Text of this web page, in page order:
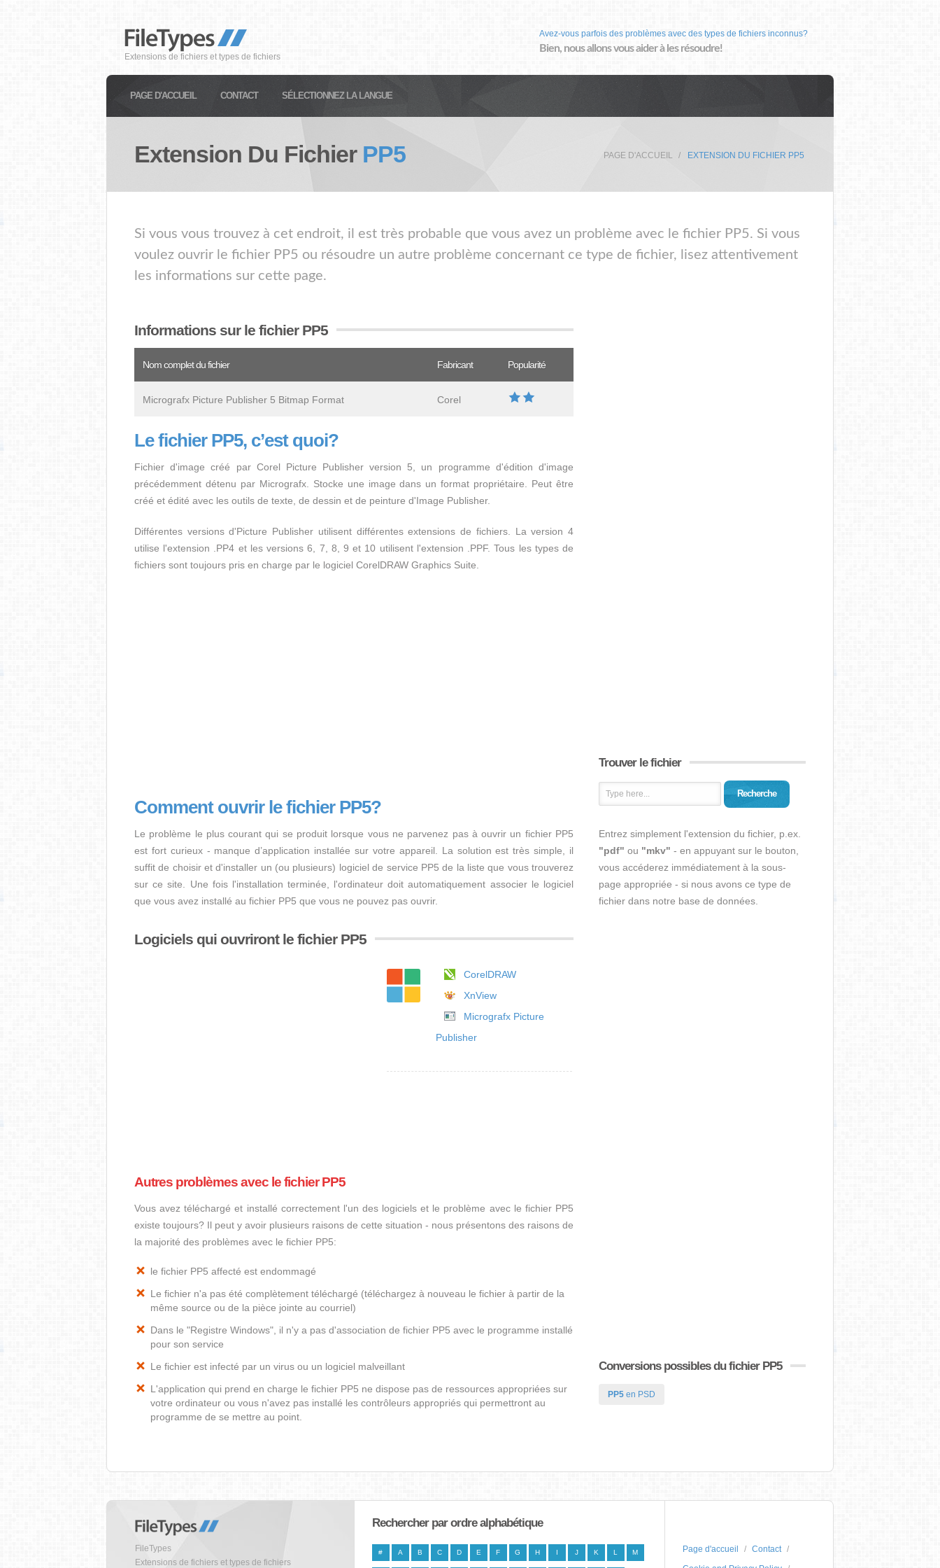
Extensions de fichiers et types de fichiers
Avez-vous parfois des problèmes avec des types de fichiers inconnus?
Bien, nous allons vous aider à les résoudre!
PAGE D'ACCUEIL CONTACT SÉLECTIONNEZ LA LANGUE
Extension Du Fichier PP5 PAGE D'ACCUEIL EXTENSION DU FICHIER PP5
Si vous vous trouvez à cet endroit, il est très probable que vous avez un problème avec le fichier PP5. Si vous
voulez ouvrir le fichier PP5 ou résoudre un autre problème concernant ce type de fichier, lisez attentivement
les informations sur cette page.
Informations sur le fichier PP5
Nom complet du fichier Fabricant Popularité
Micrografx Picture Publisher 5 Bitmap Format Corel
Le fichier PP5, c’est quoi?
Fichier d'image créé par Corel Picture Publisher version 5, un programme d'édition d'image
précédemment détenu par Micrografx. Stocke une image dans un format propriétaire. Peut être
créé et édité avec les outils de texte, de dessin et de peinture d'Image Publisher.
Différentes versions d'Picture Publisher utilisent différentes extensions de fichiers. La version 4
utilise l'extension .PP4 et les versions 6, 7, 8, 9 et 10 utilisent l'extension .PPF. Tous les types de
fichiers sont toujours pris en charge par le logiciel CorelDRAW Graphics Suite.
Comment ouvrir le fichier PP5?
Le problème le plus courant qui se produit lorsque vous ne parvenez pas à ouvrir un fichier PP5
est fort curieux - manque d’application installée sur votre appareil. La solution est très simple, il
suffit de choisir et d'installer un (ou plusieurs) logiciel de service PP5 de la liste que vous trouverez
sur ce site. Une fois l'installation terminée, l'ordinateur doit automatiquement associer le logiciel
que vous avez installé au fichier PP5 que vous ne pouvez pas ouvrir.
Logiciels qui ouvriront le fichier PP5
CorelDRAW
XnView
Micrografx Picture
Publisher
Autres problèmes avec le fichier PP5
Vous avez téléchargé et installé correctement l'un des logiciels et le problème avec le fichier PP5
existe toujours? Il peut y avoir plusieurs raisons de cette situation - nous présentons des raisons de
la majorité des problèmes avec le fichier PP5:
le fichier PP5 affecté est endommagé
Le fichier n'a pas été complètement téléchargé (téléchargez à nouveau le fichier à partir de la
même source ou de la pièce jointe au courriel)
Dans le "Registre Windows", il n'y a pas d'association de fichier PP5 avec le programme installé
pour son service
Le fichier est infecté par un virus ou un logiciel malveillant
L'application qui prend en charge le fichier PP5 ne dispose pas de ressources appropriées sur
votre ordinateur ou vous n'avez pas installé les contrôleurs appropriés qui permettront au
programme de se mettre au point.
Trouver le fichier
Recherche
Entrez simplement l'extension du fichier, p.ex.
"pdf" ou "mkv" - en appuyant sur le bouton,
vous accéderez immédiatement à la sous-
page appropriée - si nous avons ce type de
fichier dans notre base de données.
Conversions possibles du fichier PP5
PP5 en PSD
FileTypes
Extensions de fichiers et types de fichiers
Rechercher par ordre alphabétique
# A B C D E F G H I J K L M Page d'accueil
Contact